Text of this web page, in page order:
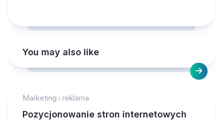
You may also like
Marketing i reklama
Pozycjonowanie stron internetowych